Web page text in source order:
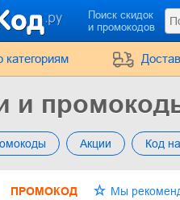
Поиск скидок
и промокодов
категориям
и
Акции Код
ПРОМОКОД Мы